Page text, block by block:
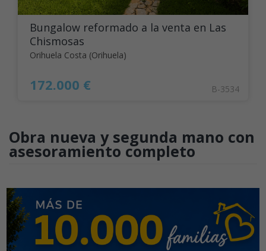
Bungalow reformado a la venta en Las
Chismosas
Orihuela Costa (Orihuela)
172.000 € B-3534
Obra nueva y segunda mano con
asesoramiento completo